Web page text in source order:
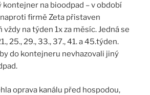
na bioodpad – v období
firmě Zeta přistaven
na týden 1x za měsíc. Jedná se
25., 29., 33., 37., 41. a 45.týden.
do kontejneru nevhazovali jiný
oprava kanálu před hospodou,